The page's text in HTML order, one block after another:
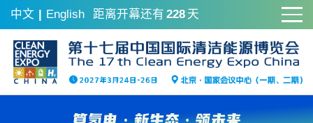
中文 | English 距离开幕还有 228 天